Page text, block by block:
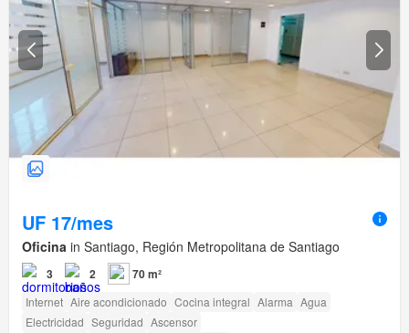
UF 17/mes
Oficina in Santiago, Región Metropolitana de Santiago
3 2 70 m²
Internet Aire acondicionado Cocina integral Alarma Agua
Electricidad Seguridad Ascensor